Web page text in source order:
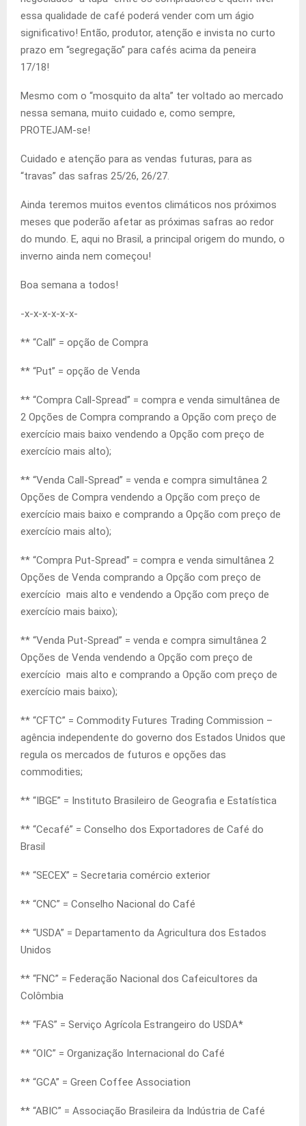
essa qualidade de café poderá vender com um ágio
significativo! Então, produtor, atenção e invista no curto
prazo em “segregação” para cafés acima da peneira
17/18!
Mesmo com o “mosquito da alta” ter voltado ao mercado
nessa semana, muito cuidado e, como sempre,
PROTEJAM-se!
Cuidado e atenção para as vendas futuras, para as
“travas” das safras 25/26, 26/27.
Ainda teremos muitos eventos climáticos nos próximos
meses que poderão afetar as próximas safras ao redor
do mundo. E, aqui no Brasil, a principal origem do mundo, o
inverno ainda nem começou!
Boa semana a todos!
-x-x-x-x-x-x-
** “Call” = opção de Compra
** “Put” = opção de Venda
** “Compra Call-Spread” = compra e venda simultânea de
2 Opções de Compra comprando a Opção com preço de
exercício mais baixo vendendo a Opção com preço de
exercício mais alto);
** “Venda Call-Spread” = venda e compra simultânea 2
Opções de Compra vendendo a Opção com preço de
exercício mais baixo e comprando a Opção com preço de
exercício mais alto);
** “Compra Put-Spread” = compra e venda simultânea 2
Opções de Venda comprando a Opção com preço de
exercício mais alto e vendendo a Opção com preço de
exercício mais baixo);
** “Venda Put-Spread” = venda e compra simultânea 2
Opções de Venda vendendo a Opção com preço de
exercício mais alto e comprando a Opção com preço de
exercício mais baixo);
** “CFTC” = Commodity Futures Trading Commission –
agência independente do governo dos Estados Unidos que
regula os mercados de futuros e opções das
commodities;
** “IBGE” = Instituto Brasileiro de Geografia e Estatística
** “Cecafé” = Conselho dos Exportadores de Café do
Brasil
** “SECEX” = Secretaria comércio exterior
** “CNC” = Conselho Nacional do Café
** “USDA” = Departamento da Agricultura dos Estados
Unidos
** “FNC” = Federação Nacional dos Cafeicultores da
Colômbia
** “FAS” = Serviço Agrícola Estrangeiro do USDA*
** “OIC” = Organização Internacional do Café
** “GCA” = Green Coffee Association
** “ABIC” = Associação Brasileira da Indústria de Café